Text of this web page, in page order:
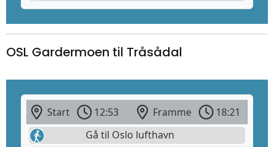
OSL Gardermoen til Tråsådal
Start 12:53 Framme
18:21
Gå til Oslo lufthavn